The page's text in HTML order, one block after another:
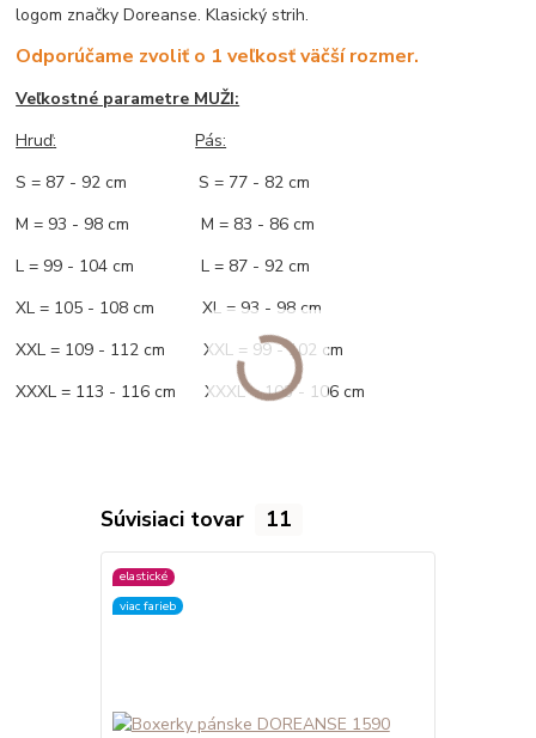
logom značky Doreanse. Klasický strih.
Odporúčame zvoliť o 1 veľkosť väčší rozmer.
Veľkostné parametre MUŽI:
Hruď:
Pás:
S = 87 - 92 cm S = 77 - 82 cm
M = 93 - 98 cm M = 83 - 86 cm
L = 99 - 104 cm L = 87 - 92 cm
XL = 105 - 108 cm XL = 93 - 98 cm
XXL = 109 - 112 cm XXL = 99 - 102 cm
XXXL = 113 - 116 cm XXXL = 103 - 106 cm
Súvisiaci tovar 11
elastické
viac farieb